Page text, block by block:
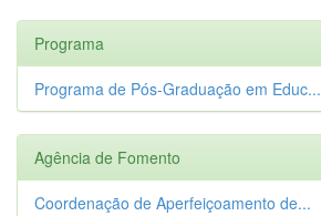
Programa
Programa de Pós-Graduação em Educ...
Agência de Fomento
Coordenação de Aperfeiçoamento de...